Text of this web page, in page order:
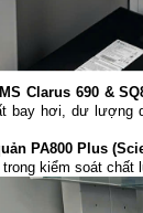
Clarus 690 &
bay hơi, dư lượng
PA800 Plus
kiểm soát chất